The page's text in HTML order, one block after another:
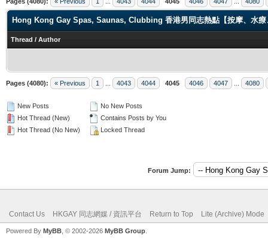
Hong Kong Gay Spas, Saunas, Clubbing 香港男同志熱點【按摩、水療
Thread / Author
Pages (4080): « Previous 1 4043 4044 4045 4046 4047 4080
New Posts
Hot Thread (New)
Hot Thread (No New)
No New Posts
Contains Posts by You
Locked Thread
Forum Jump:
Contact Us HKGAY 同志網媒 / 資訊平台 Return to Top Lite (Archive) Mode
Powered By MyBB , © 2002-2026 MyBB Group